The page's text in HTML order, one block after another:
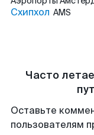
Схипхол AMS
Часто
Оставьте
пользователям